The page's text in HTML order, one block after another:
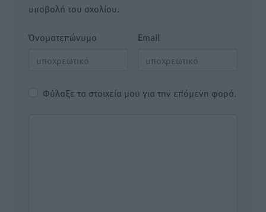
υποβολή του σχολίου.
Όνοματεπώνυμο Email
Φύλαξε τα στοιχεία μου για την επόμενη φορά.